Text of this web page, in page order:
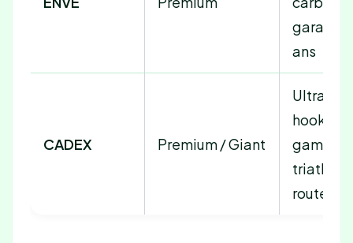
garantie
ans
CADEX Premium / Giant
Ultra-
gamme
triathlon
route